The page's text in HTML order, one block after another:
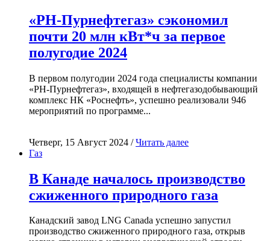
«РН-Пурнефтегаз» сэкономил
почти 20 млн кВт*ч за первое
полугодие 2024
В первом полугодии 2024 года специалисты компании
«РН-Пурнефтегаз», входящей в нефтегазодобывающий
комплекс НК «Роснефть», успешно реализовали 946
мероприятий по программе...
Четверг, 15 Август 2024 /Читать далее
Газ
В Канаде началось производство
сжиженного природного газа
Канадский завод LNG Canada успешно запустил
производство сжиженного природного газа, открыв